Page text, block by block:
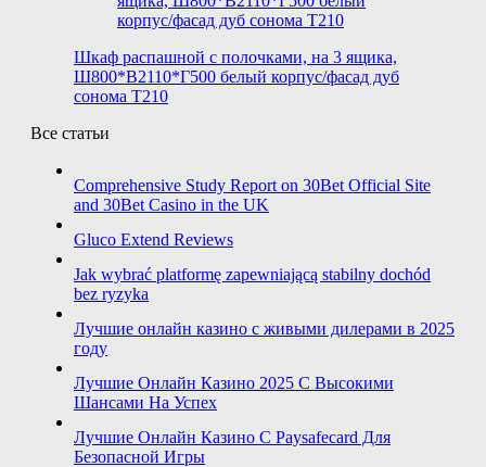
Шкаф распашной с полочками, на 3 ящика,
Ш800*В2110*Г500 белый корпус/фасад дуб
сонома T210
Все статьи
Comprehensive Study Report on 30Bet Official Site
and 30Bet Casino in the UK
Gluco Extend Reviews
Jak wybrać platformę zapewniającą stabilny dochód
bez ryzyka
Лучшие онлайн казино с живыми дилерами в 2025
году
Лучшие Онлайн Казино 2025 С Высокими
Шансами На Успех
Лучшие Онлайн Казино С Paysafecard Для
Безопасной Игры